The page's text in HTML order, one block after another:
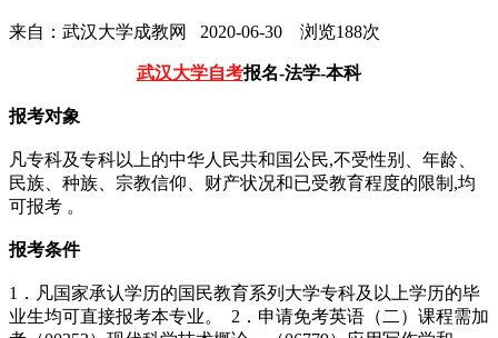
来自：武汉大学成教网 2020-06-30 浏览188次
武汉大学自考报名-法学-本科
报考对象
凡专科及专科以上的中华人民共和国公民,不受性别、年龄、
民族、种族、宗教信仰、财产状况和已受教育程度的限制,均
可报考 。
报考条件
1．凡国家承认学历的国民教育系列大学专科及以上学历的毕
业生均可直接报考本专业。 2．申请免考英语（二）课程需加